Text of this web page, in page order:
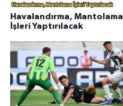
Havalandırma, Mantolama
İşleri Yaptırılacak